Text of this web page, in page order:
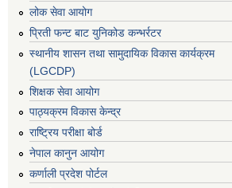
लोक सेवा आयोग
प्रिती फन्ट बाट युनिकोड कन्भर्रटर
स्थानीय शासन तथा सामुदायिक विकास कार्यक्रम
(LGCDP)
शिक्षक सेवा आयोग
पाठ्यक्रम विकास केन्द्र
राष्ट्रिय परीक्षा बोर्ड
नेपाल कानुन आयोग
कर्णाली प्रदेश पोर्टल